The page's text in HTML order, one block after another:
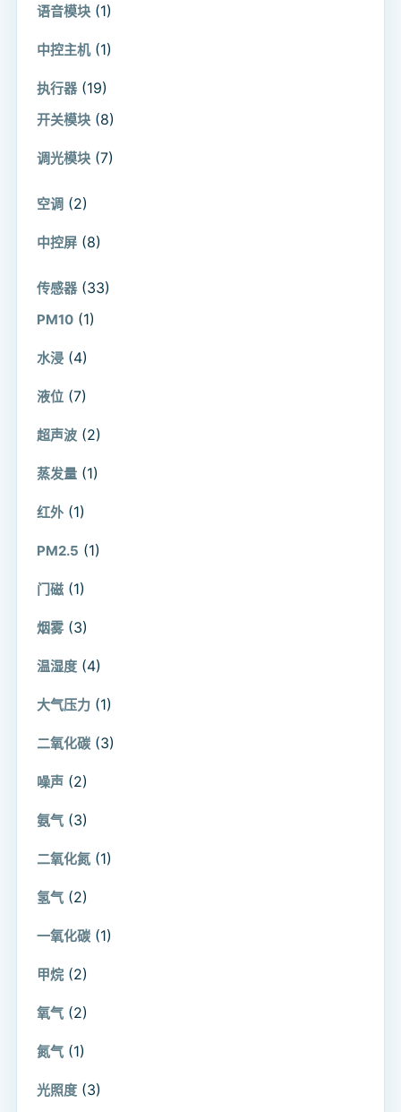
语音模块 (1)
中控主机 (1)
执行器 (19)
开关模块 (8)
调光模块 (7)
空调 (2)
中控屏 (8)
传感器 (33)
PM10 (1)
水浸 (4)
液位 (7)
超声波 (2)
蒸发量 (1)
红外 (1)
PM2.5 (1)
门磁 (1)
烟雾 (3)
温湿度 (4)
大气压力 (1)
二氧化碳 (3)
噪声 (2)
氨气 (3)
二氧化氮 (1)
氢气 (2)
一氧化碳 (1)
甲烷 (2)
氧气 (2)
氮气 (1)
光照度 (3)